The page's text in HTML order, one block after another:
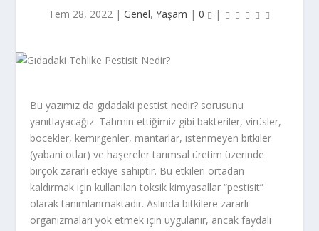
Tem 28, 2022 | Genel, Yaşam | 0 |
Bu yazımız da gıdadaki pestist nedir? sorusunu
yanıtlayacağız. Tahmin ettiğimiz gibi bakteriler, virüsler,
böcekler, kemirgenler, mantarlar, istenmeyen bitkiler
(yabani otlar) ve haşereler tarımsal üretim üzerinde
birçok zararlı etkiye sahiptir. Bu etkileri ortadan
kaldırmak için kullanılan toksik kimyasallar “pestisit”
olarak tanımlanmaktadır. Aslında bitkilere zararlı
organizmaları yok etmek için uygulanır, ancak faydalı